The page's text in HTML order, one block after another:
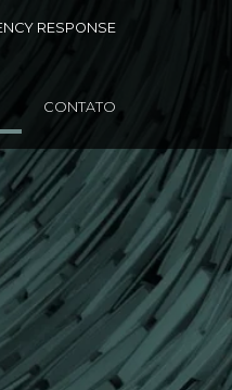
RESPONSE
CONTATO